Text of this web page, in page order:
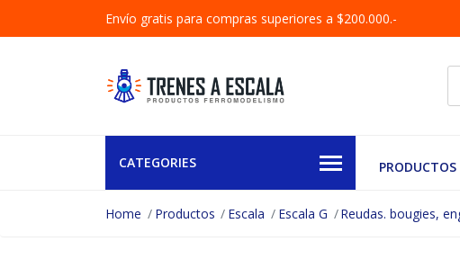
Envío gratis para compras superiores a $200.000.-
CATEGORIES PRODUCTOS
Home Productos Escala Escala G Reudas. bougies,